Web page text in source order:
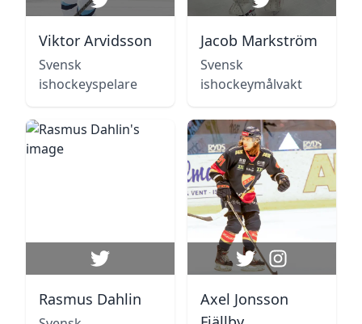
Viktor Arvidsson
Svensk
ishockeyspelare
Jacob Markström
Svensk
ishockeymålvakt
Rasmus Dahlin
Axel Jonsson